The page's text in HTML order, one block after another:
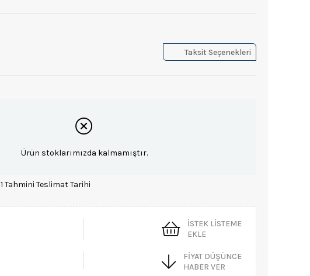
Taksit Seçenekleri
Ürün stoklarımızda kalmamıştır.
1 Tahmini Teslimat Tarihi
İSTEK LISTEME
EKLE
FIYAT DÜŞÜNCE
HABER VER